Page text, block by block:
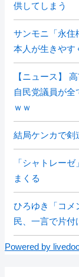
供してしまう
サンモニ「永住
本人が生きやす
【ニュース】
自民党議員が全
ｗｗ
結局ケンカで剣
「シャトレー
まくる
ひろゆき「コ
民、一言で片付
Powered by